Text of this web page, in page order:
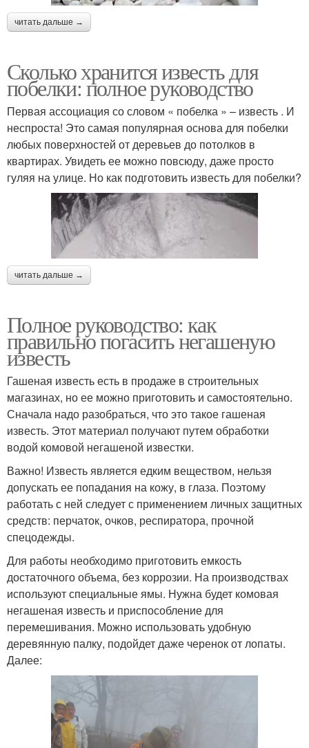
читать дальше →
Сколько хранится известь для
побелки: полное руководство
Первая ассоциация со словом « побелка » – известь . И
неспроста! Это самая популярная основа для побелки
любых поверхностей от деревьев до потолков в
квартирах. Увидеть ее можно повсюду, даже просто
гуляя на улице. Но как подготовить известь для побелки?
читать дальше →
Полное руководство: как
правильно погасить негашеную
известь
Гашеная известь есть в продаже в строительных
магазинах, но ее можно приготовить и самостоятельно.
Сначала надо разобраться, что это такое гашеная
известь. Этот материал получают путем обработки
водой комовой негашеной известки.
Важно! Известь является едким веществом, нельзя
допускать ее попадания на кожу, в глаза. Поэтому
работать с ней следует с применением личных защитных
средств: перчаток, очков, респиратора, прочной
спецодежды.
Для работы необходимо приготовить емкость
достаточного объема, без коррозии. На производствах
используют специальные ямы. Нужна будет комовая
негашеная известь и приспособление для
перемешивания. Можно использовать удобную
деревянную палку, подойдет даже черенок от лопаты.
Далее: